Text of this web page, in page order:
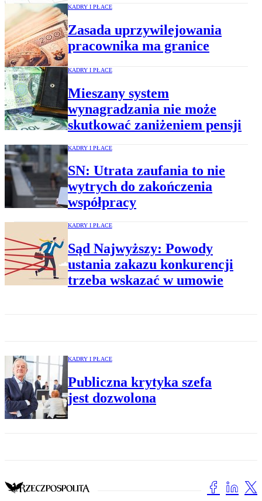
KADRY I PŁACE
Zasada uprzywilejowania
pracownika ma granice
KADRY I PŁACE
Mieszany system
wynagradzania nie może
skutkować zaniżeniem pensji
KADRY I PŁACE
SN: Utrata zaufania to nie
wytrych do zakończenia
współpracy
KADRY I PŁACE
Sąd Najwyższy: Powody
ustania zakazu konkurencji
trzeba wskazać w umowie
KADRY I PŁACE
Publiczna krytyka szefa
jest dozwolona